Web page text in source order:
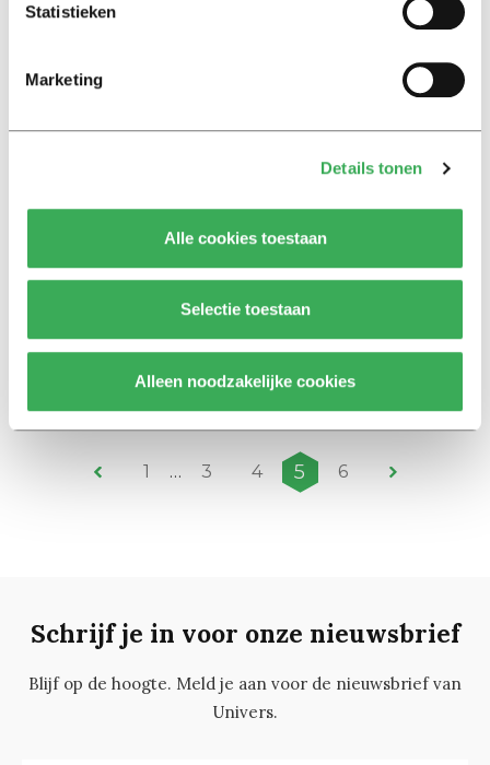
Statistieken
Marketing
Details tonen
Alle cookies toestaan
Selectie toestaan
Alleen noodzakelijke cookies
Nieuws
Evaluatie prestatieafspraken op
1 … 3 4 5 6
Schrijf je in voor onze nieuwsbrief
Blijf op de hoogte. Meld je aan voor de nieuwsbrief van
Univers.